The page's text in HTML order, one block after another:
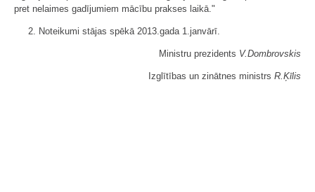
pret nelaimes gadījumiem mācību prakses laikā."
2. Noteikumi stājas spēkā 2013.gada 1.janvārī.
Ministru prezidents V.Dombrovskis
Izglītības un zinātnes ministrs R.Ķīlis